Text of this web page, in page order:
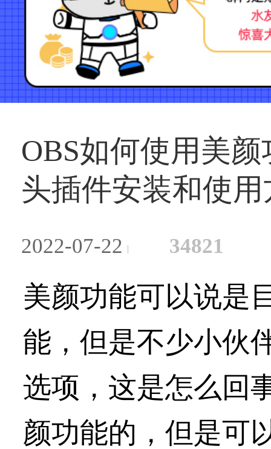
OBS如何使用美
头插件安装和使用
2022-07-22 34821
美颜功能可以说是
能，但是不少小伙
选项，这是怎么回
颜功能的，但是可